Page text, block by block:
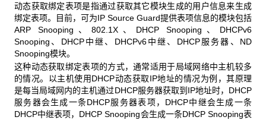
动态获取绑定表项是指通过获取其它模块生成的用户信息来生成
绑定表项。目前，可为IP Source Guard提供表项信息的模块包括
ARP Snooping、802.1X、DHCP Snooping、DHCPv6
Snooping、DHCP中继、DHCPv6中继、DHCP服务器、ND
Snooping模块。
这种动态获取绑定表项的方式，通常适用于局域网络中主机较多
的情况。以主机使用DHCP动态获取IP地址的情况为例，其原理
是每当局域网内的主机通过DHCP服务器获取到IP地址时，DHCP
服务器会生成一条DHCP服务器表项，DHCP中继会生成一条
DHCP中继表项，DHCP Snooping会生成一条DHCP Snooping表